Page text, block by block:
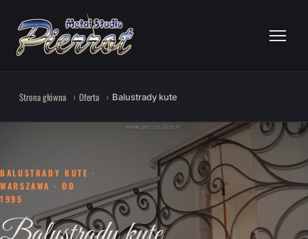
Strona główna Oferta Balustrady kute
BALUSTRADY KUTE ·
WARSZAWA · OD
1995